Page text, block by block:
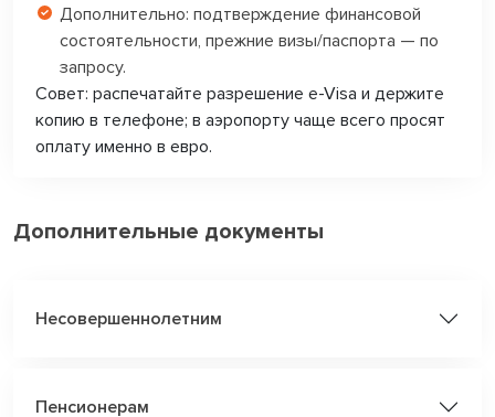
Дополнительно: подтверждение финансовой
состоятельности, прежние визы/паспорта — по
запросу.
Совет: распечатайте разрешение e-Visa и держите
копию в телефоне; в аэропорту чаще всего просят
оплату именно в евро.
Дополнительные документы
Несовершеннолетним
Пенсионерам